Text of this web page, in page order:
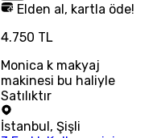
Elden al, kartla öde!
4.750 TL
Monica k makyaj
makinesi bu haliyle
Satılıktır
İstanbul, Şişli